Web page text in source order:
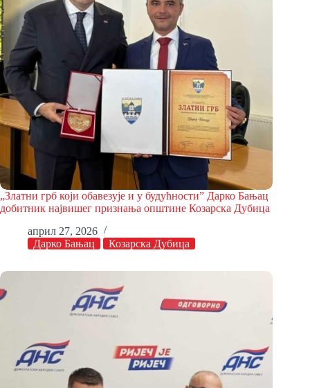
„Златни грб који обавезује и у будућности” Дарко Бањац
добитник највишег признања општине Козарска Дубица
април 27, 2026
Дарко Бањац
Козарска Дубица